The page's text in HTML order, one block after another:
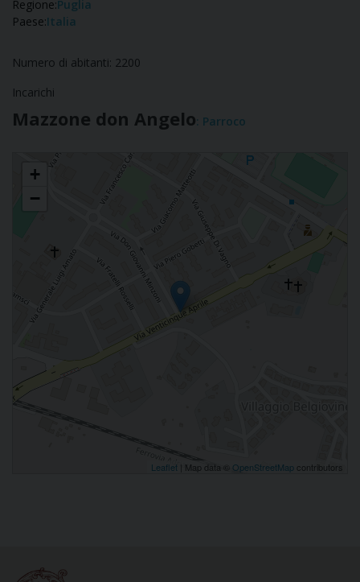
Regione:Puglia
Paese:Italia
Numero di abitanti: 2200
Incarichi
Mazzone don Angelo: Parroco
Madonna della Pace
+
−
Leaflet | Map data © OpenStreetMap contributors